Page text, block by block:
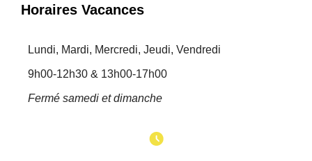
Horaires Vacances
Lundi, Mardi, Mercredi, Jeudi, Vendredi
9h00-12h30 & 13h00-17h00
Fermé samedi et dimanche